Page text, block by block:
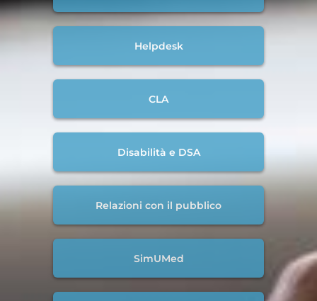
Helpdesk
CLA
Disabilità e DSA
Relazioni con il pubblico
SimUMed